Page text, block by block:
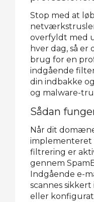
Stop med at
overfyldt med
hver dag, så
brug for en
indgående
din indbakke
og malware-
Sådan
Når dit
implementeret
filtrering er
gennem
Indgående e-
scannes
eller